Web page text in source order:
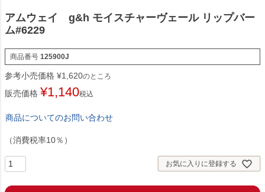
アムウェイ g&h モイスチャーヴェール リップバー
ム#6229
商品番号 125900J
参考小売価格 ¥1,620のところ
販売価格 ¥1,140税込
商品についてのお問い合わせ
（消費税率10％）
お気に入りに登録する